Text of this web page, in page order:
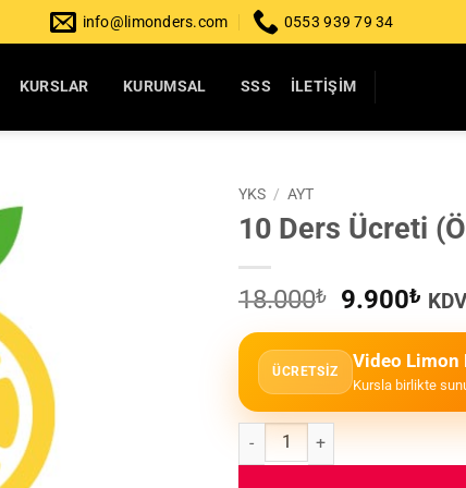
info@limonders.com 0553 939 79 34
KURSLAR KURUMSAL SSS İLETIŞIM
YKS / AYT
10 Ders Ücreti
18.000₺
Orijinal
fiyat:
18.000₺.
9.900₺ Şu
ÜCRETSİZ Video Limon
Kursla birlikte
10 Ders Ücreti (Özel Dersler) adet